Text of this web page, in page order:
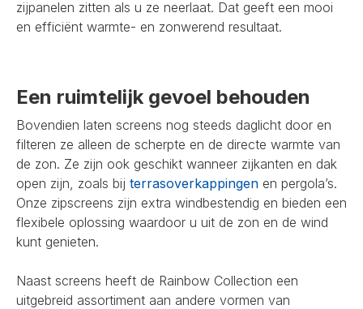
zijpanelen zitten als u ze neerlaat. Dat geeft een mooi
en efficiënt warmte- en zonwerend resultaat.
Een ruimtelijk gevoel behouden
Bovendien laten screens nog steeds daglicht door en
filteren ze alleen de scherpte en de directe warmte van
de zon. Ze zijn ook geschikt wanneer zijkanten en dak
open zijn, zoals bij terrasoverkappingen en pergola’s.
Onze zipscreens zijn extra windbestendig en bieden een
flexibele oplossing waardoor u uit de zon en de wind
kunt genieten.
Naast screens heeft de Rainbow Collection een
uitgebreid assortiment aan andere vormen van